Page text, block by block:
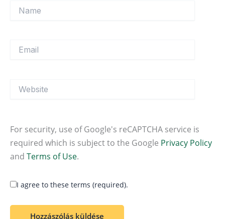
For security, use of Google's reCAPTCHA service is
required which is subject to the Google Privacy Policy
and Terms of Use.
I agree to these terms (required).